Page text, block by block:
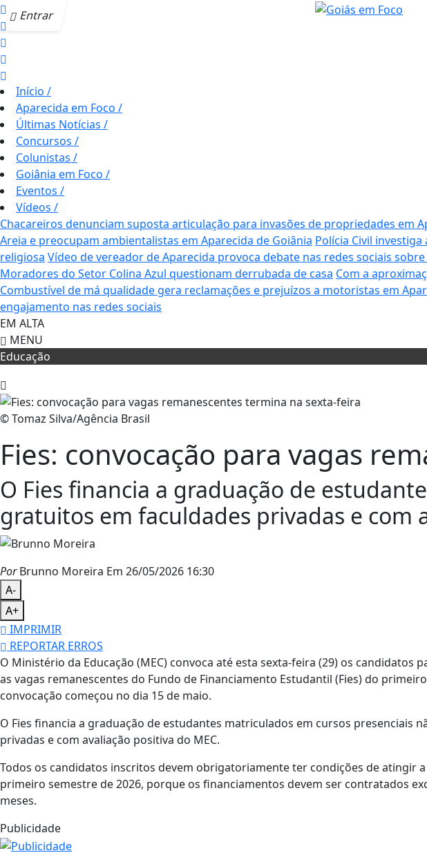
Entrar
Início /
Aparecida em Foco /
Últimas Notícias /
Concursos /
Colunistas /
Goiânia em Foco /
Eventos /
Vídeos /
Chacareiros denunciam suposta articulação para invasões de propriedades em
Areia e preocupam ambientalistas em Aparecida de Goiânia Polícia Civil
religiosa Vídeo de vereador de Aparecida provoca debate nas redes sociais
Moradores do Setor Colina Azul questionam derrubada de casa Com a
Combustível de má qualidade gera reclamações e prejuízos a motoristas em
engajamento nas redes sociais
EM ALTA
MENU
Educação
© Tomaz Silva/Agência Brasil
Fies: convocação para vagas
O Fies financia a graduação de
gratuitos em faculdades privadas e com
PorBrunno Moreira Em 26/05/2026 16:30
A-
A+
IMPRIMIR
REPORTAR ERROS
O Ministério da Educação (MEC) convoca até esta sexta-feira (29) os candidatos
as vagas remanescentes do Fundo de Financiamento Estudantil (Fies) do
convocação começou no dia 15 de maio.
O Fies financia a graduação de estudantes matriculados em cursos presenciais
privadas e com avaliação positiva do MEC.
Todos os candidatos inscritos devem obrigatoriamente ter condições de atingir
primeiro semestre de 2026, porque os financiamentos devem ser contratados
meses.
Publicidade